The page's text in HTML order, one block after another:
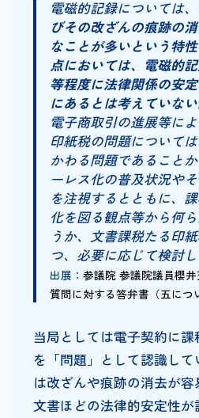
電磁的記録については
びその改ざんの痕跡の
なことが多いという特
点においては、電磁的
等程度に法律関係の安
にあるとは考えていない
電子商取引の進展等に
印紙税の問題について
かわる問題であること
ーレス化の普及状況や
を注視するとともに、
化を図る観点等から何
うか、文書課税たる印
つ、必要に応じて検討し
出展： 参議院 参議院議員櫻
質問に対する答弁書（五につ
当局としては電子契約に
を「問題」として認識し
は改ざんや痕跡の消去が
文書ほどの法律的安定性が